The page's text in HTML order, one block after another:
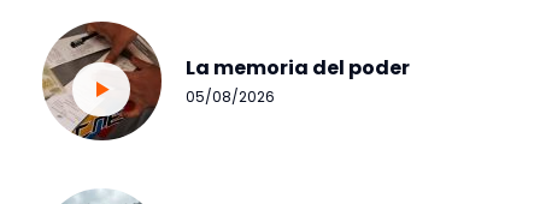
La memoria del poder
05/08/2026